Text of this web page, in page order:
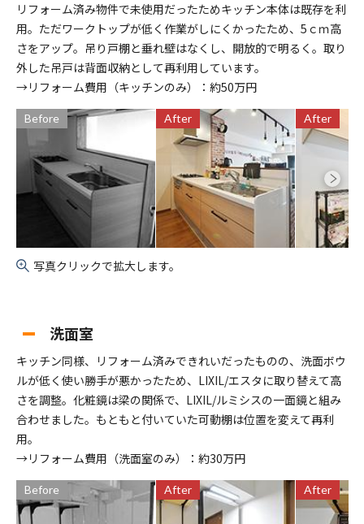
リフォーム済み物件で未使用だったためキッチン本体は既存を利
用。ただワークトップが低く作業がしにくかったため、5ｃｍ高
さをアップ。吊り戸棚と垂れ壁はなくし、開放的で明るく。取り
外した吊戸は背面収納として再利用しています。
→リフォーム費用（キッチンのみ）：約50万円
Before After After
写真クリックで拡大します。
洗面室
キッチン同様、リフォーム済みできれいだったものの、洗面ボウ
ルが低く使い勝手が悪かったため、LIXIL/エスタに取り替えて高
さを調整。化粧鏡は梁の関係で、LIXIL/ルミシスの一面鏡と組み
合わせました。もともと付いていた可動棚は位置を変えて再利
用。
→リフォーム費用（洗面室のみ）：約30万円
Before After After